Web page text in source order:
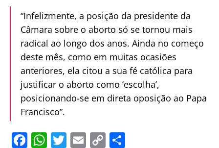
“Infelizmente, a posição da presidente da
Câmara sobre o aborto só se tornou mais
radical ao longo dos anos. Ainda no começo
deste mês, como em muitas ocasiões
anteriores, ela citou a sua fé católica para
justificar o aborto como ‘escolha’,
posicionando-se em direta oposição ao Papa
Francisco”.
F W T E C